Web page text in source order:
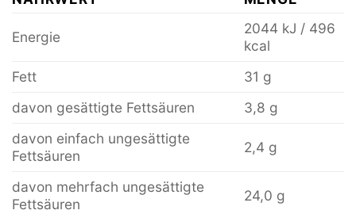
Energie
2044 kJ / 496
kcal
Fett
31 g
davon gesättigte Fettsäuren
3,8 g
davon einfach ungesättigte
Fettsäuren
2,4 g
davon mehrfach ungesättigte
Fettsäuren
24,0 g